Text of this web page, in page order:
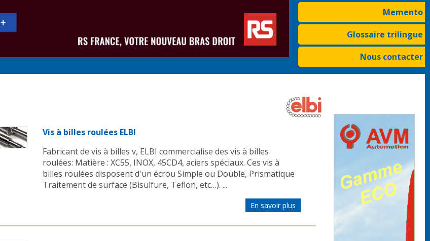
Memento
Glossaire trilingue
Nous contacter
Vis à billes roulées ELBI
Fabricant de vis à billes v, ELBI commercialise des vis à billes
roulées: Matière : XC55, INOX, 45CD4, aciers spéciaux. Ces vis à
billes roulées disposent d'un écrou Simple ou Double, Prismatique
Traitement de surface (Bisulfure, Teflon, etc…). ...
En savoir plus